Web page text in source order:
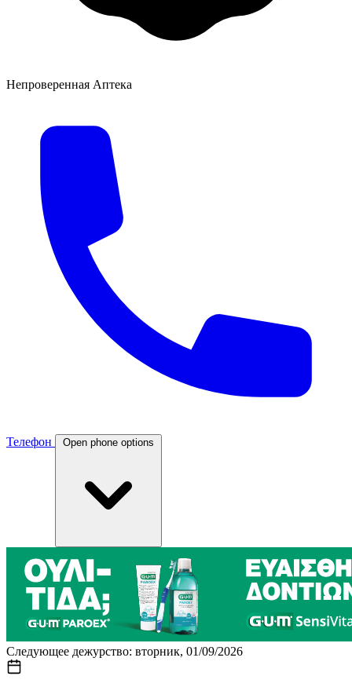
Непроверенная Аптека
Телефон Open phone options
Следующее дежурство: вторник, 01/09/2026